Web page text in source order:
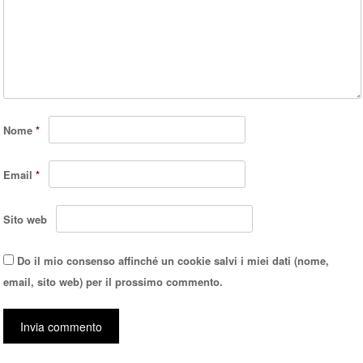
Nome*
Email*
Sito web
Do il mio consenso affinché un cookie salvi i miei dati (nome,
email, sito web) per il prossimo commento.